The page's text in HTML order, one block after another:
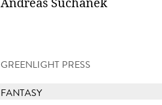
GREENLIGHT PRESS
FANTASY